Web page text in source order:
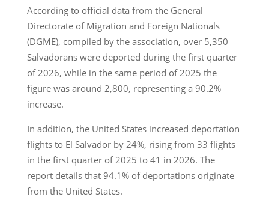
According to official data from the General
Directorate of Migration and Foreign Nationals
(DGME), compiled by the association, over 5,350
Salvadorans were deported during the first quarter
of 2026, while in the same period of 2025 the
figure was around 2,800, representing a 90.2%
increase.
In addition, the United States increased deportation
flights to El Salvador by 24%, rising from 33 flights
in the first quarter of 2025 to 41 in 2026. The
report details that 94.1% of deportations originate
from the United States.